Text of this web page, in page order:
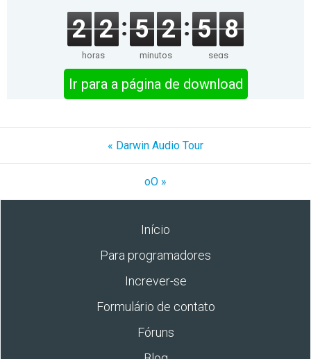
2 2
horas
5 2
minutos
5 8
segs
Ir para a página de download
« Darwin Audio Tour
oO »
Início
Para programadores
Increver-se
Formulário de contato
Fóruns